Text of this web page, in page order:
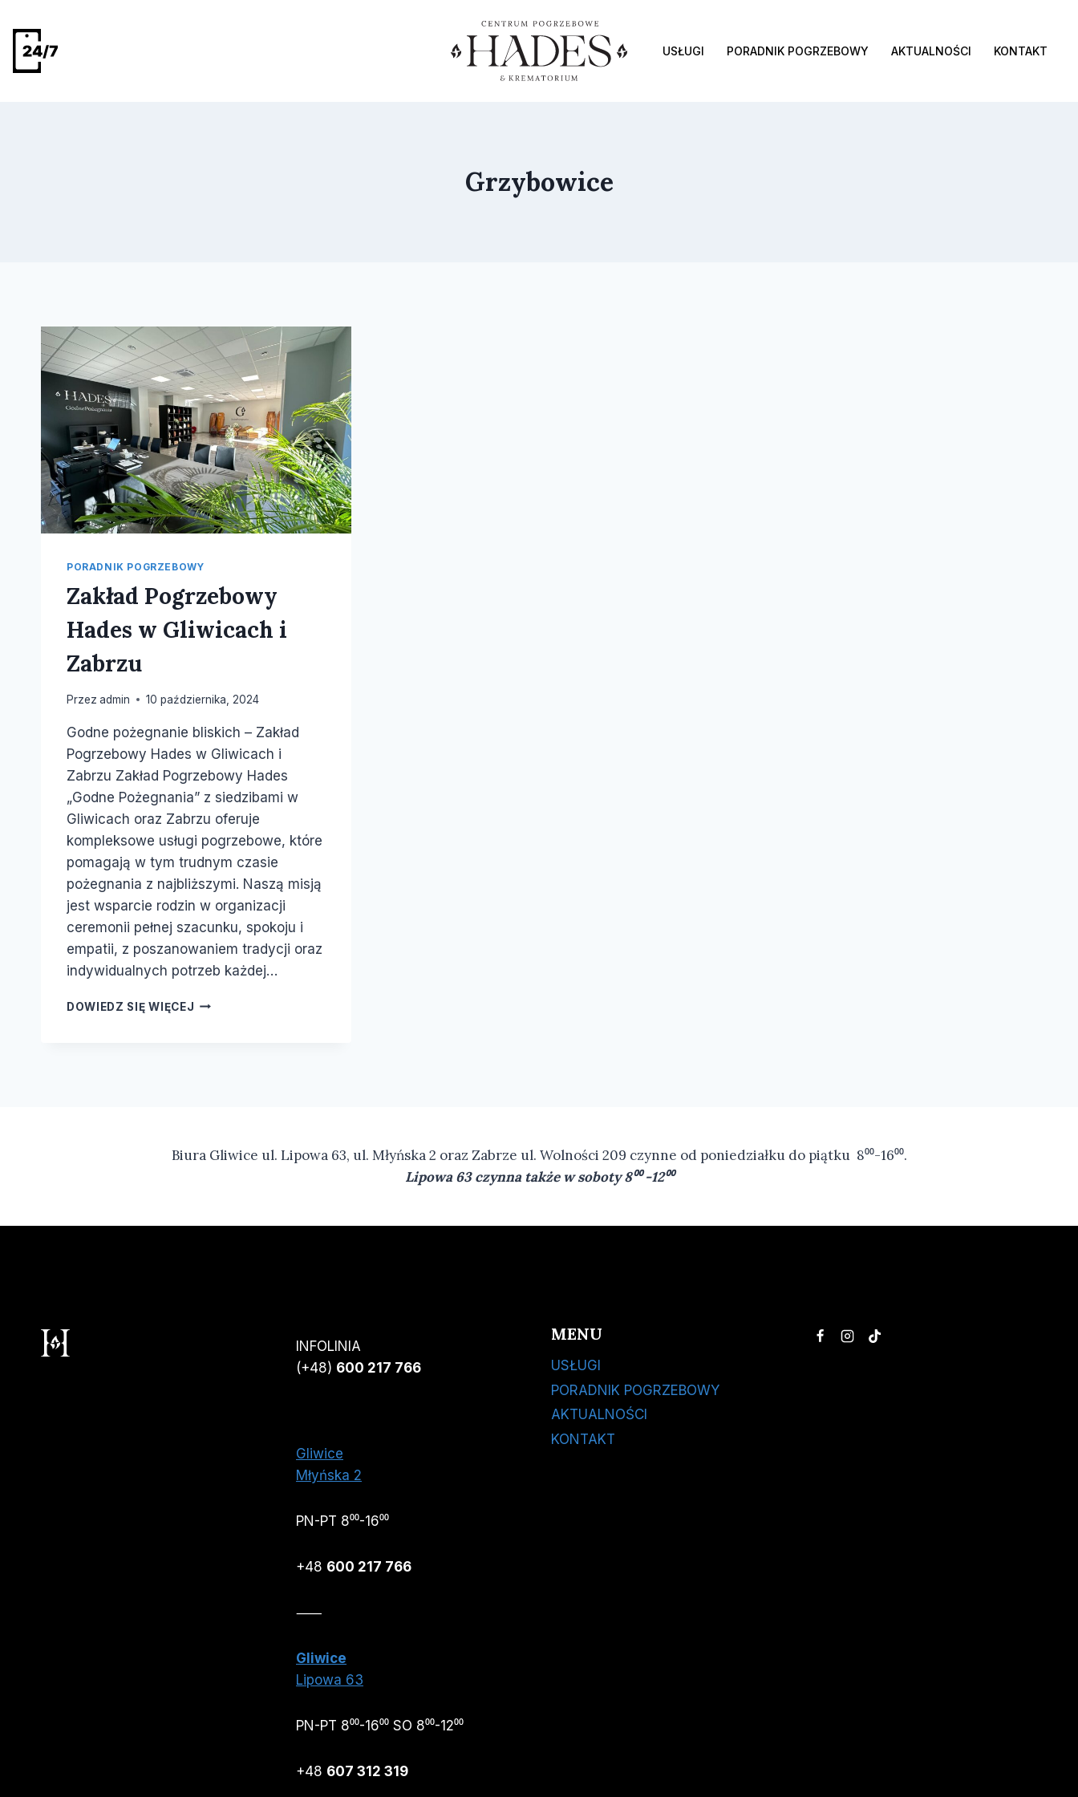
USŁUGI PORADNIK POGRZEBOWY AKTUALNOŚCI KONTAKT
Grzybowice
PORADNIK POGRZEBOWY
Zakład Pogrzebowy
Hades w Gliwicach i
Zabrzu
Przez admin 10 października, 2024
Godne pożegnanie bliskich – Zakład
Pogrzebowy Hades w Gliwicach i
Zabrzu Zakład Pogrzebowy Hades
„Godne Pożegnania” z siedzibami w
Gliwicach oraz Zabrzu oferuje
kompleksowe usługi pogrzebowe, które
pomagają w tym trudnym czasie
pożegnania z najbliższymi. Naszą misją
jest wsparcie rodzin w organizacji
ceremonii pełnej szacunku, spokoju i
empatii, z poszanowaniem tradycji oraz
indywidualnych potrzeb każdej…
DOWIEDZ SIĘ WIĘCEJ
Biura Gliwice ul. Lipowa 63, ul. Młyńska 2 oraz Zabrze ul. Wolności 209 czynne od poniedziałku do piątku 8⁰⁰-16⁰⁰.
Lipowa 63 czynna także w soboty 8⁰⁰ -12⁰⁰
INFOLINIA
(+48) 600 217 766
Gliwice
Młyńska 2
PN-PT 8⁰⁰-16⁰⁰
+48 600 217 766
⸺
Gliwice
Lipowa 63
PN-PT 8⁰⁰-16⁰⁰ SO 8⁰⁰-12⁰⁰
+48 607 312 319
MENU
USŁUGI
PORADNIK POGRZEBOWY
AKTUALNOŚCI
KONTAKT